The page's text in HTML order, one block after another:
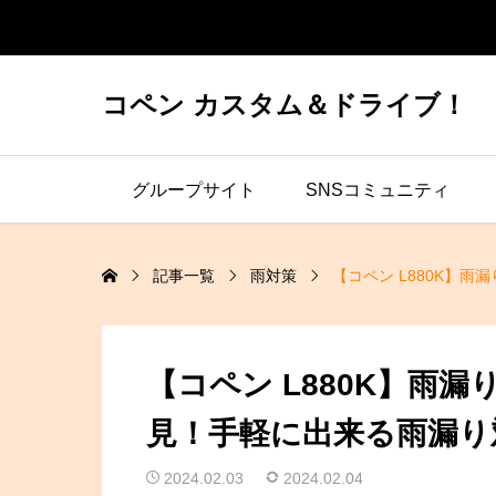
コペン カスタム＆ドライブ！
グループサイト SNSコミュニティ
記事一覧 雨対策 【コペン L880K】雨
【コペン L880K】雨漏
見！手軽に出来る雨漏
2024.02.03 2024.02.04